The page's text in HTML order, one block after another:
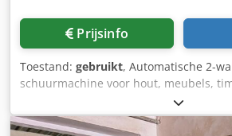
Prijsinfo
Toestand: gebruikt, Automatische 2-
schuurmachine voor hout, meubels,
maatwerkmeubels, panelen, houten
kunststoffen en diverse materialen –